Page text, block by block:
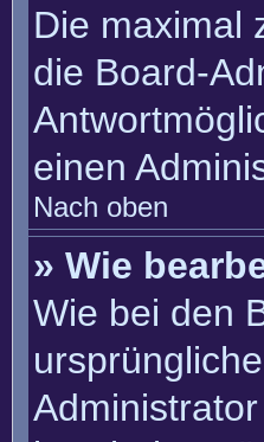
Die maximal
die Board-
einen
Nach oben
» Wie
Wie bei den